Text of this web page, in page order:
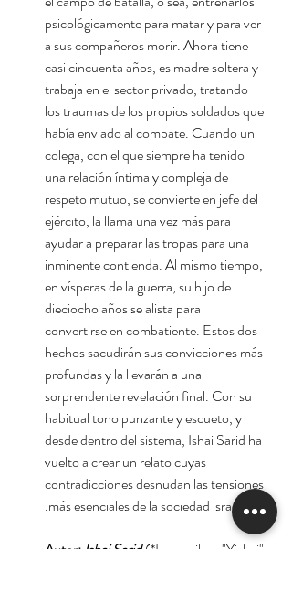
psicológicamente para matar y para ver
a sus compañeros morir. Ahora tiene
casi cincuenta años, es madre soltera y
trabaja en el sector privado, tratando
los traumas de los propios soldados que
había enviado al combate. Cuando un
colega, con el que siempre ha tenido
una relación íntima y compleja de
respeto mutuo, se convierte en jefe del
ejército, la llama una vez más para
ayudar a preparar las tropas para una
inminente contienda. Al mismo tiempo,
en vísperas de la guerra, su hijo de
dieciocho años se alista para
convertirse en combatiente. Estos dos
hechos sacudirán sus convicciones más
profundas y la llevarán a una
sorprendente revelación final. Con su
habitual tono punzante y escueto, y
desde dentro del sistema, Ishai Sarid ha
vuelto a crear un relato cuyas
contradicciones desnudan las tensiones
más esenciales de la sociedad israelí.
Autor: Ishai Sarid(*Lo escriben "Yishai"